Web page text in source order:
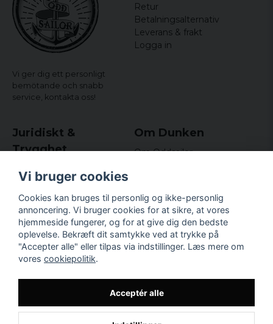
Vi ger dig ett personligt
bemötande och snabb
service, kontakta oss!
Retur
Betalningsalternativ
Leverans & frakt
Logga in
Juridiskt &
Trygghet
Købs- og leveringsvilkår
Integritetspolicy (GDPR)
Om cookies
Om Dunken
Om Oddsailor
Nyhedsbrev
Kundklubb.
Företagsuppgifter
Odd Sailor AB
Hamnplan 8, 29495
Sölvesborg
Vi bruger cookies
Cookies kan bruges til personlig og ikke-personlig
annoncering. Vi bruger cookies for at sikre, at vores
hjemmeside fungerer, og for at give dig den bedste
oplevelse. Bekræft dit samtykke ved at trykke på
"Accepter alle" eller tilpas via indstillinger. Læs mere om
vores cookiepolitik.
Acceptér alle